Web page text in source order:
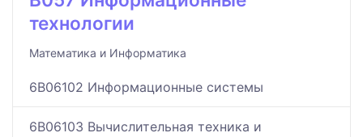
технологии
Математика и Информатика
6B06102 Информационные системы
6B06103 Вычислительная техника и